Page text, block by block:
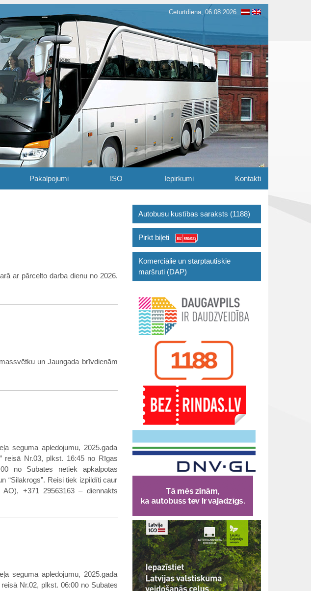
Ceturtdiena, 06.08.2026
Pakalpojumi ISO Iepirkumi Kontakti
ar pārcelto darba dienu no 2026.
un Jaungada brīvdienām
seguma apledojumu, 2025.gada
reisā Nr.03, plkst. 16:45 no Rīgas
no Subates netiek apkalpotas
“Silakrogs”. Reisi tiek izpildīti caur
+371 29563163 – diennakts
seguma apledojumu, 2025.gada
Nr.02, plkst. 06:00 no Subates
Autobusu kustības saraksts (1188)
Pirkt biļeti
Komerciālie un starptautiskie
maršruti (DAP)